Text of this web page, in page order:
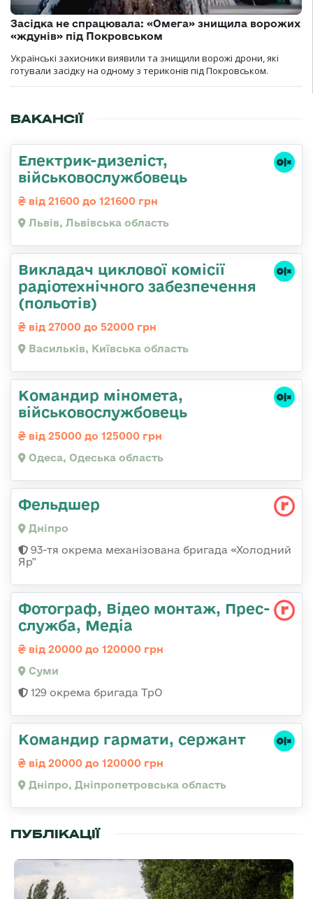
Засідка не спрацювала: «Омега» знищила ворожих
«ждунів» під Покровськом
Українські захисники виявили та знищили ворожі дрони, які
готували засідку на одному з териконів під Покровськом.
ВАКАНСІЇ
Електрик-дизеліст,
військовослужбовець
від 21600 до 121600 грн
Львів, Львівська область
Викладач циклової комісії
радіотехнічного забезпечення
(польотів)
від 27000 до 52000 грн
Васильків, Київська область
Командиp міномета,
військовослужбовець
від 25000 до 125000 грн
Одеса, Одеська область
Фельдшер
Дніпро
93-тя окрема механізована бригада «Холодний
Яр"
Фотограф, Відео монтаж, Прес-
служба, Медіа
від 20000 до 120000 грн
Суми
129 окрема бригада ТрО
Командир гармати, сержант
від 20000 до 120000 грн
Дніпро, Дніпропетровська область
ПУБЛІКАЦІЇ